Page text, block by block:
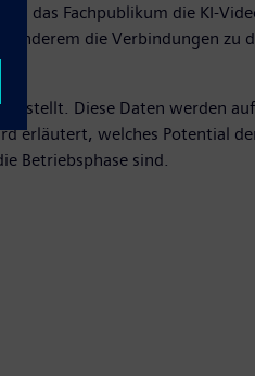
das Fachpublikum die KI-
anderem die Verbindungen zu
stellt. Diese Daten werden
erläutert, welches Potential
Betriebsphase sind.